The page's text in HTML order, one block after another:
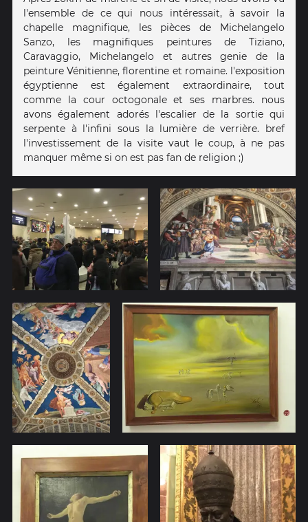
l'ensemble de ce qui nous intéressait, à savoir la
chapelle magnifique, les pièces de Michelangelo
Sanzo, les magnifiques peintures de Tiziano,
Caravaggio, Michelangelo et autres genie de la
peinture Vénitienne, florentine et romaine. l'exposition
égyptienne est également extraordinaire, tout
comme la cour octogonale et ses marbres. nous
avons également adorés l'escalier de la sortie qui
serpente à l'infini sous la lumière de verrière. bref
l'investissement de la visite vaut le coup, à ne pas
manquer même si on est pas fan de religion ;)